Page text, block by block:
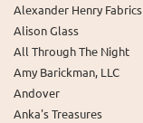
Alexander Henry Fabrics
Alison Glass
All Through The Night
Amy Barickman, LLC
Andover
Anka's Treasures